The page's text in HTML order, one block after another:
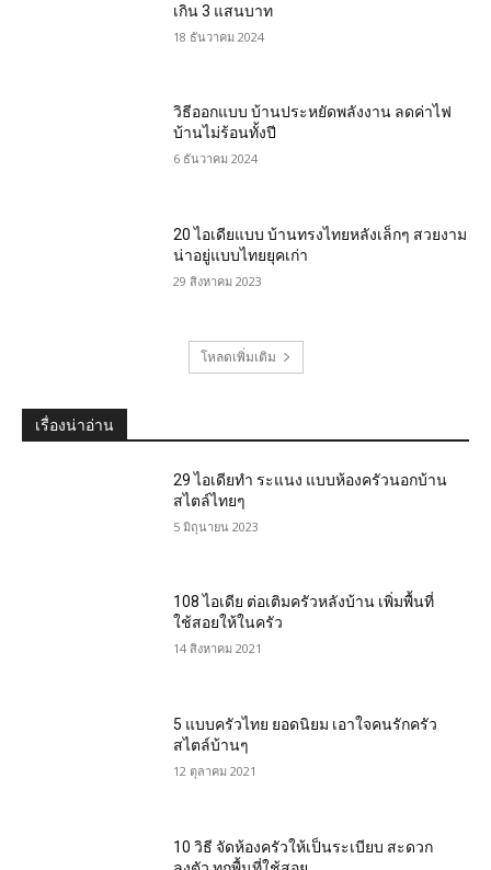
เกิน 3 แสนบาท
18 ธันวาคม 2024
วิธีออกแบบ บ้านประหยัดพลังงาน ลดค่าไฟ
บ้านไม่ร้อนทั้งปี
6 ธันวาคม 2024
20 ไอเดียแบบ บ้านทรงไทยหลังเล็กๆ สวยงาม
น่าอยู่แบบไทยยุคเก่า
29 สิงหาคม 2023
โหลดเพิ่มเติม
เรื่องน่าอ่าน
29 ไอเดียทำ ระแนง แบบห้องครัวนอกบ้าน
สไตล์ไทยๆ
5 มิถุนายน 2023
108 ไอเดีย ต่อเติมครัวหลังบ้าน เพิ่มพื้นที่
ใช้สอยให้ในครัว
14 สิงหาคม 2021
5 แบบครัวไทย ยอดนิยม เอาใจคนรักครัว
สไตล์บ้านๆ
12 ตุลาคม 2021
10 วิธี จัดห้องครัวให้เป็นระเบียบ สะดวก